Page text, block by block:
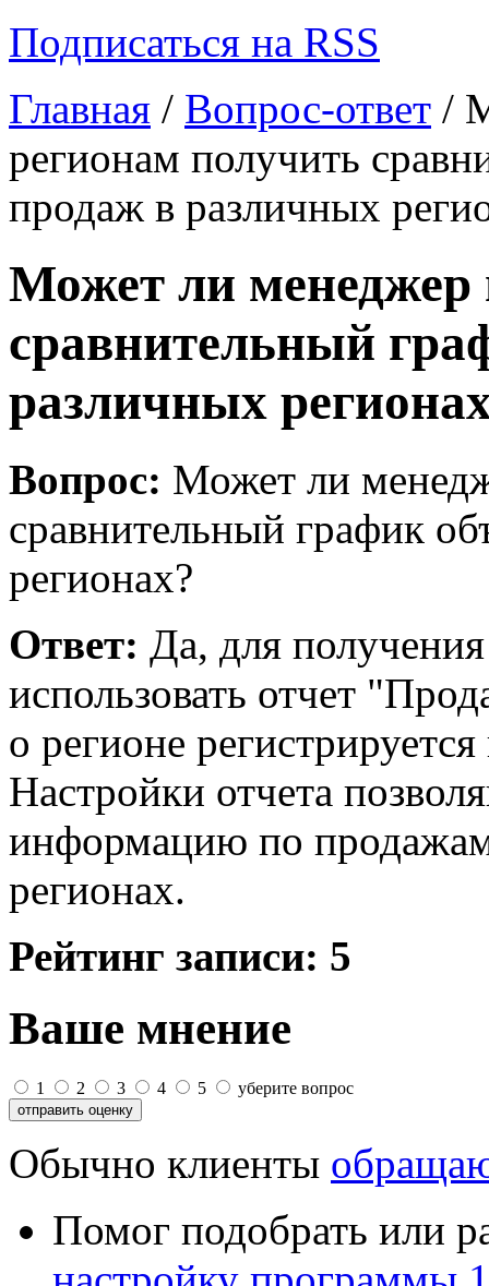
Подписаться на RSS
Главная / Вопрос-ответ /
регионам получить
продаж в различных
Может ли менеджер
сравнительный
различных
Вопрос: Может ли
сравнительный график
регионах?
Ответ: Да, для
использовать отчет
о регионе
Настройки отчета
информацию по
регионах.
Рейтинг записи: 5
Ваше мнение
1 2 3 4 5 уберите вопрос
Обычно клиенты
Помог подобрать или